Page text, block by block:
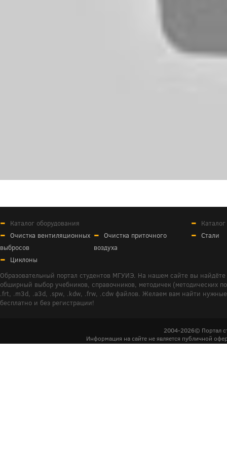
Каталог оборудования
Очистка вентиляционных
выбросов
Очистка приточного
воздуха
Циклоны
Стали
Образовательный портал студентов МГУИЭ. На нашем сайте вы
обширный выбор учебников, справочников, методичек (методических
.frt, .m3d, .a3d, .spw, .kdw, .frw, .cdw файлов. Желаем вам найти
бесплатно и без регистрации!
2004-2026© Портал
Информация на сайте не является публичной